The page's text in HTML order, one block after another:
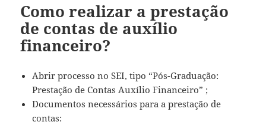
Como realizar a prestação
de contas de auxílio
financeiro?
Abrir processo no SEI, tipo “Pós-Graduação:
Prestação de Contas Auxílio Financeiro” ;
Documentos necessários para a prestação de
contas: